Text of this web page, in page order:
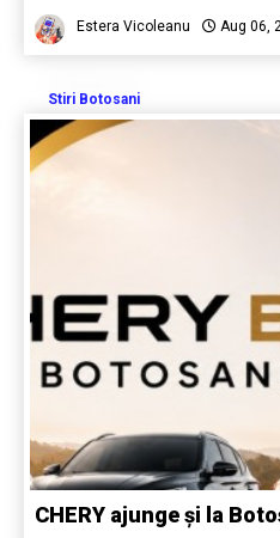
Estera Vicoleanu Aug 06,
Stiri Botosani
CHERY ajunge și la